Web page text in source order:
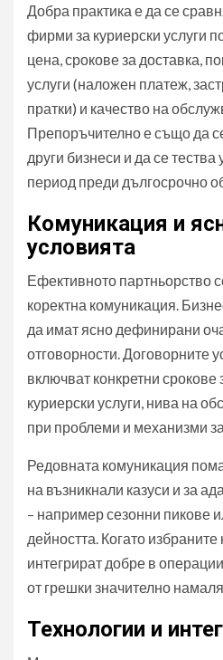
Добра практика е да се
фирми за куриерски услуги
цена, срокове за доставка,
услуги (наложен платеж,
пратки) и качество на
Препоръчително е също да
други бизнеси и да се тества
период преди дългосрочно
Комуникация и
условията
Ефективното партньорство
коректна комуникация.
да имат ясно дефинирани
отговорности. Договорните
включват конкретни
куриерски услуги, нива на
при проблеми и механизми
Редовната комуникация
на възникнали казуси и за
– например сезонни пикове
дейността. Когато избраните
интегрират добре в
от грешки значително
Технологии и